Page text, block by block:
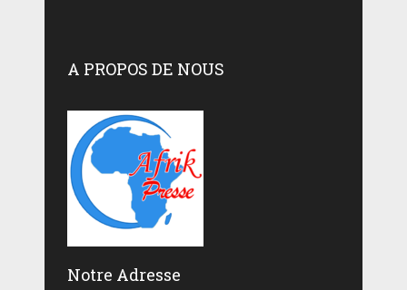
A PROPOS DE NOUS
Notre Adresse